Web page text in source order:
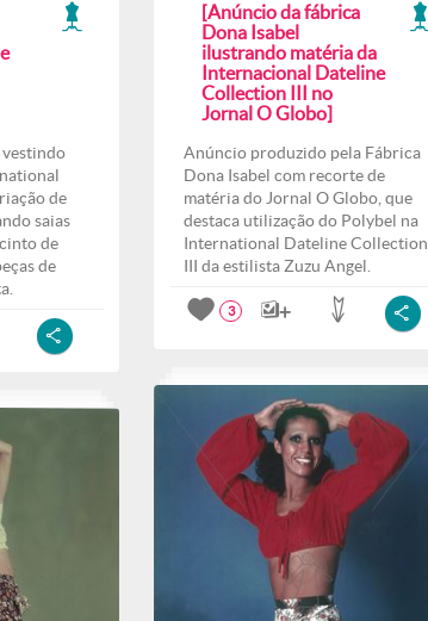
vestindo
de
saias
de
de
[Anúncio da fábrica
Dona Isabel
ilustrando matéria da
Internacional Dateline
Collection III no
Jornal O Globo]
Anúncio produzido pela Fábrica
Dona Isabel com recorte de
matéria do Jornal O Globo, que
destaca utilização do Polybel na
International Dateline Collection
III da estilista Zuzu Angel.
3